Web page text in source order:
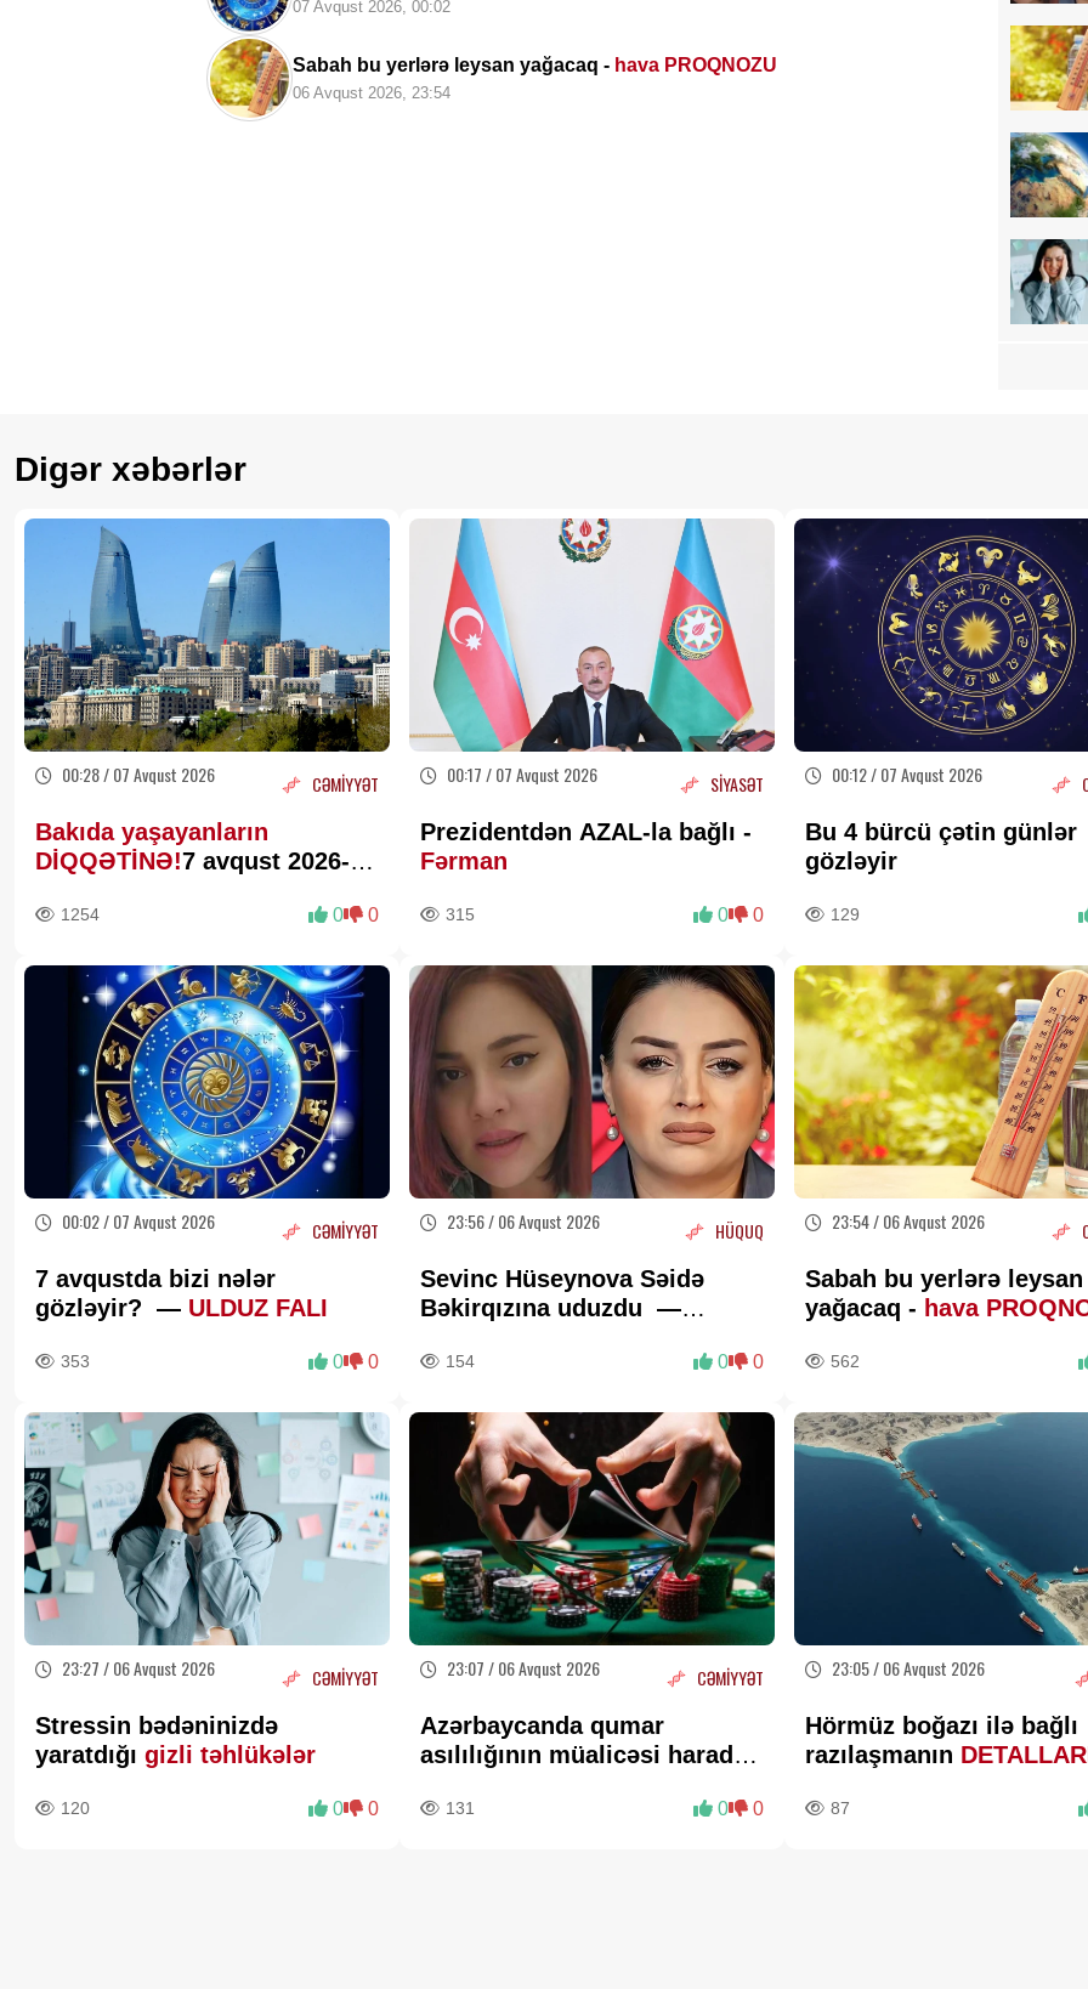
07 Avqust 2026, 00:02
Sabah bu yerlərə leysan yağacaq - hava PROQNOZU
06 Avqust 2026, 23:54
Digər xəbərlər
00:28 / 07 Avqust 2026 CƏMİYYƏT
Bakıda yaşayanların
DİQQƏTİNƏ!7 avqust 2026-cı
1254 0 0
00:17 / 07 Avqust 2026 SİYASƏT
Prezidentdən AZAL-la bağlı -
Fərman
315 0 0
00:12 / 07 Avqust 2026
Bu 4 bürcü çətin günlər
gözləyir
129
00:02 / 07 Avqust 2026 CƏMİYYƏT
7 avqustda bizi nələr
gözləyir? — ULDUZ FALI
353 0 0
23:56 / 06 Avqust 2026 HÜQUQ
Sevinc Hüseynova Səidə
Bəkirqızına uduzdu —
154 0 0
23:54 / 06 Avqust 2026
Sabah bu yerlərə leysan
yağacaq - hava
562
23:27 / 06 Avqust 2026 CƏMİYYƏT
Stressin bədəninizdə
yaratdığı gizli təhlükələr
120 0 0
23:07 / 06 Avqust 2026 CƏMİYYƏT
Azərbaycanda qumar
asılılığının müalicəsi harada
131 0 0
23:05 / 06 Avqust 2026
Hörmüz boğazı ilə bağlı
razılaşmanın
87